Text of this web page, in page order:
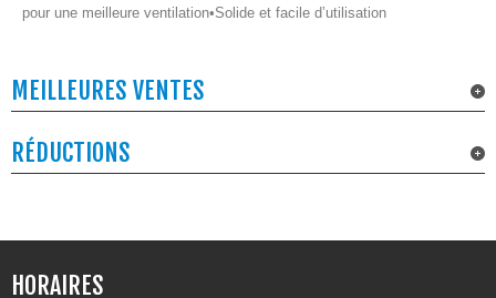
pour une meilleure ventilation•Solide et facile d’utilisation
MEILLEURES VENTES
RÉDUCTIONS
HORAIRES